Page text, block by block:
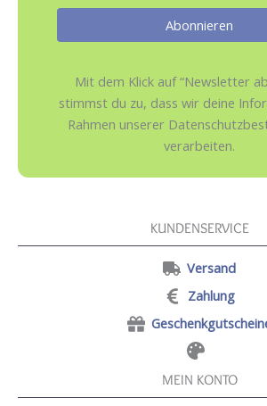
Mit dem Klick auf “Newsletter
stimmst du zu, dass wir deine
Rahmen unserer
verarbeiten.
KUNDENSERVICE
Versand
Zahlung
MEIN KONTO